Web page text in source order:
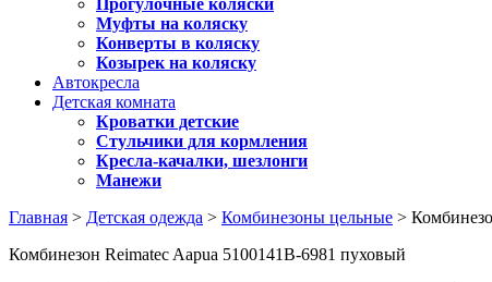
Прогулочные коляски
Муфты на коляску
Конверты в коляску
Козырек на коляску
Автокресла
Детская комната
Кроватки детские
Стульчики для кормления
Кресла-качалки, шезлонги
Манежи
Главная > Детская одежда > Комбинезоны цельные >
Комбинезон Reimatec Aapua 5100141B-6981 пуховый